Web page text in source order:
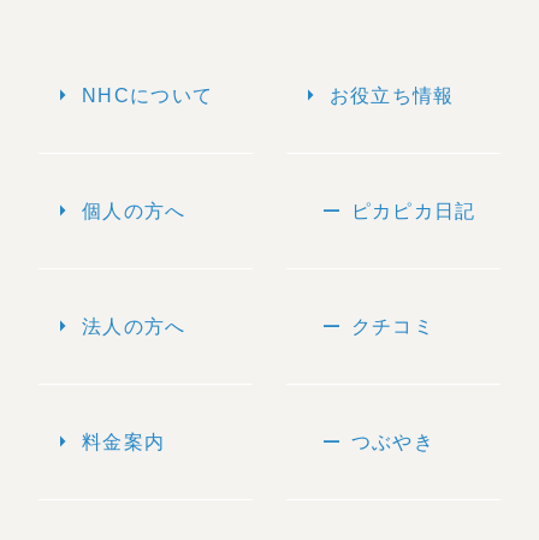
arrow_right NHCについて
arrow_right 個人の方へ
arrow_right 法人の方へ
arrow_right 料金案内
arrow_right お役立ち情報
remove ピカピカ日記
remove クチコミ
remove つぶやき